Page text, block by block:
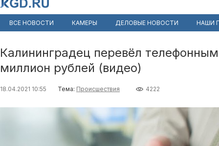
ВСЕ НОВОСТИ КАМЕРЫ ДЕЛОВЫЕ НОВОСТИ НАШИ
Калининградец перевёл
миллион рублей (видео)
18.04.2021 10:55 Тема: Происшествия 4222